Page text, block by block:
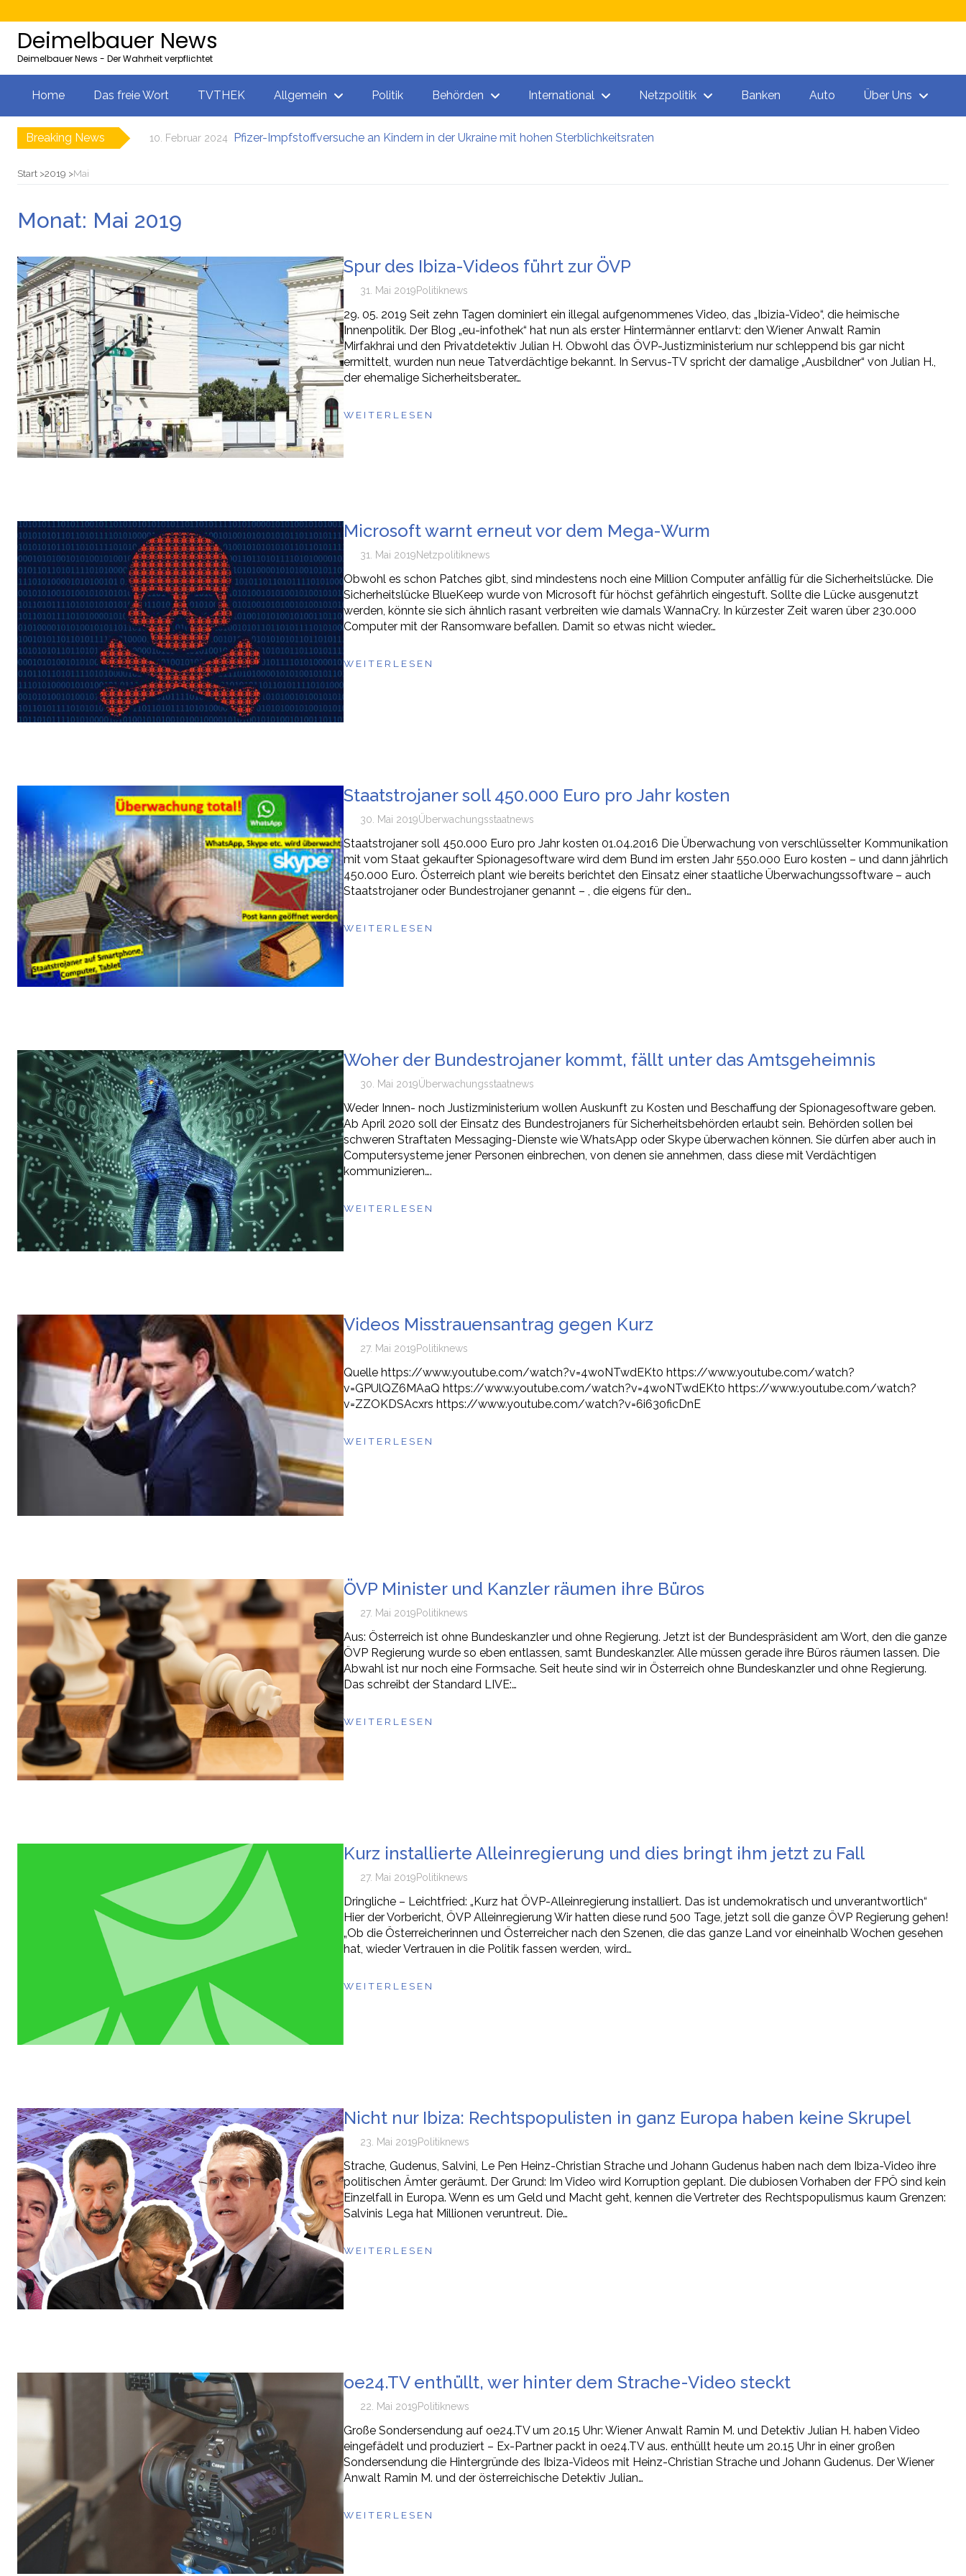
Deimelbauer News
Deimelbauer News - Der Wahrheit verpflichtet
Home Das freie Wort TVTHEK Allgemein Politik Behörden International Netzpolitik Banken Auto Über Uns
Breaking News 10. Februar 2024 Pfizer-Impfstoffversuche an Kindern in der Ukraine mit hohen Sterblichkeitsraten
11. Februar 2024
Start 2019 Mai
Monat: Mai 2019
Spur des Ibiza-Videos führt zur ÖVP
31. Mai 2019Politiknews
29. 05. 2019 Seit zehn Tagen dominiert ein illegal aufgenommenes Video, das „Ibizia-Video“, die heimische
Innenpolitik. Der Blog „eu-infothek“ hat nun als erster Hintermänner entlarvt: den Wiener Anwalt Ramin
Mirfakhrai und den Privatdetektiv Julian H. Obwohl das ÖVP-Justizministerium nur schleppend bis gar nicht
ermittelt, wurden nun neue Tatverdächtige bekannt. In Servus-TV spricht der damalige „Ausbildner“ von Julian H.,
der ehemalige Sicherheitsberater…
WEITERLESEN
Microsoft warnt erneut vor dem Mega-Wurm
31. Mai 2019Netzpolitiknews
Obwohl es schon Patches gibt, sind mindestens noch eine Million Computer anfällig für die Sicherheitslücke. Die
Sicherheitslücke BlueKeep wurde von Microsoft für höchst gefährlich eingestuft. Sollte die Lücke ausgenutzt
werden, könnte sie sich ähnlich rasant verbreiten wie damals WannaCry. In kürzester Zeit waren über 230.000
Computer mit der Ransomware befallen. Damit so etwas nicht wieder…
WEITERLESEN
Staatstrojaner soll 450.000 Euro pro Jahr kosten
30. Mai 2019Überwachungsstaatnews
Staatstrojaner soll 450.000 Euro pro Jahr kosten 01.04.2016 Die Überwachung von verschlüsselter Kommunikation
mit vom Staat gekaufter Spionagesoftware wird dem Bund im ersten Jahr 550.000 Euro kosten – und dann jährlich
450.000 Euro. Österreich plant wie bereits berichtet den Einsatz einer staatliche Überwachungssoftware – auch
Staatstrojaner oder Bundestrojaner genannt – , die eigens für den…
WEITERLESEN
Woher der Bundestrojaner kommt, fällt unter das Amtsgeheimnis
30. Mai 2019Überwachungsstaatnews
Weder Innen- noch Justizministerium wollen Auskunft zu Kosten und Beschaffung der Spionagesoftware geben.
Ab April 2020 soll der Einsatz des Bundestrojaners für Sicherheitsbehörden erlaubt sein. Behörden sollen bei
schweren Straftaten Messaging-Dienste wie WhatsApp oder Skype überwachen können. Sie dürfen aber auch in
Computersysteme jener Personen einbrechen, von denen sie annehmen, dass diese mit Verdächtigen
kommunizieren….
WEITERLESEN
Videos Misstrauensantrag gegen Kurz
27. Mai 2019Politiknews
Quelle https://www.youtube.com/watch?v=4woNTwdEKt0 https://www.youtube.com/watch?
v=GPUlQZ6MAaQ https://www.youtube.com/watch?v=4woNTwdEKt0 https://www.youtube.com/watch?
v=ZZOKDSAcxrs https://www.youtube.com/watch?v=6i630ficDnE
WEITERLESEN
ÖVP Minister und Kanzler räumen ihre Büros
27. Mai 2019Politiknews
Aus: Österreich ist ohne Bundeskanzler und ohne Regierung. Jetzt ist der Bundespräsident am Wort, den die ganze
ÖVP Regierung wurde so eben entlassen, samt Bundeskanzler. Alle müssen gerade ihre Büros räumen lassen. Die
Abwahl ist nur noch eine Formsache. Seit heute sind wir in Österreich ohne Bundeskanzler und ohne Regierung.
Das schreibt der Standard LIVE:…
WEITERLESEN
Kurz installierte Alleinregierung und dies bringt ihm jetzt zu Fall
27. Mai 2019Politiknews
Dringliche – Leichtfried: „Kurz hat ÖVP-Alleinregierung installiert. Das ist undemokratisch und unverantwortlich“
Hier der Vorbericht, ÖVP Alleinregierung Wir hatten diese rund 500 Tage, jetzt soll die ganze ÖVP Regierung gehen!
„Ob die Österreicherinnen und Österreicher nach den Szenen, die das ganze Land vor eineinhalb Wochen gesehen
hat, wieder Vertrauen in die Politik fassen werden, wird…
WEITERLESEN
Nicht nur Ibiza: Rechtspopulisten in ganz Europa haben keine Skrupel
23. Mai 2019Politiknews
Strache, Gudenus, Salvini, Le Pen Heinz-Christian Strache und Johann Gudenus haben nach dem Ibiza-Video ihre
politischen Ämter geräumt. Der Grund: Im Video wird Korruption geplant. Die dubiosen Vorhaben der FPÖ sind kein
Einzelfall in Europa. Wenn es um Geld und Macht geht, kennen die Vertreter des Rechtspopulismus kaum Grenzen:
Salvinis Lega hat Millionen veruntreut. Die…
WEITERLESEN
oe24.TV enthüllt, wer hinter dem Strache-Video steckt
22. Mai 2019Politiknews
Große Sondersendung auf oe24.TV um 20.15 Uhr: Wiener Anwalt Ramin M. und Detektiv Julian H. haben Video
eingefädelt und produziert – Ex-Partner packt in oe24.TV aus. enthüllt heute um 20.15 Uhr in einer großen
Sondersendung die Hintergründe des Ibiza-Videos mit Heinz-Christian Strache und Johann Gudenus. Der Wiener
Anwalt Ramin M. und der österreichische Detektiv Julian…
WEITERLESEN